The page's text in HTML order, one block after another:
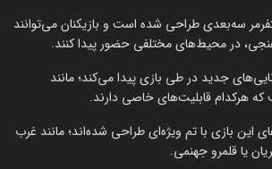
سه‌بعدی طراحی شده است و بازیکنان می‌توانند
در محیط‌های مختلفی حضور پیدا کنند.
جدید در طی بازی پیدا می‌کند؛ مانند
هرکدام قابلیت‌های خاصی دارند.
این بازی با تم ویژه‌ای طراحی شده‌اند؛ مانند غرب
یا قلمرو جهنمی.